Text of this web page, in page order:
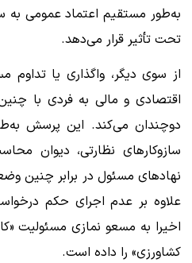
به‌طور مستقیم اعتماد عمومی به
تحت تأثیر قرار می‌دهد.
از سوی دیگر، واگذاری یا
اقتصادی و مالی به فردی با
دوچندان می‌کند. این پرسش
سازوکارهای نظارتی، دیوان
نهادهای مسئول در برابر چنین
علاوه بر عدم اجرای حکم
اخیرا به مسعو نمازی مسئولیت
کشاورزی» را داده است.